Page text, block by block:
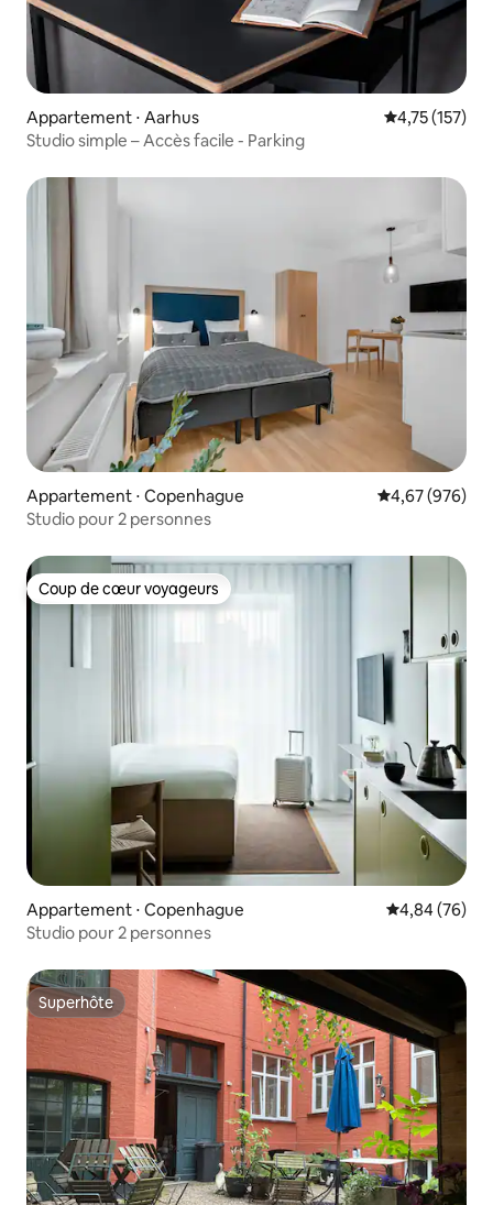
Appartement ⋅ Aarhus Évaluation
4,75 (157)
Studio simple – Accès facile - Parking
Appartement ⋅ Copenhague Évaluation
4,67 (976)
Studio pour 2 personnes
Coup de cœur voyageurs
Coup de cœur voyageurs
Appartement ⋅ Copenhague Évaluation
4,84 (76)
Studio pour 2 personnes
Superhôte
Superhôte